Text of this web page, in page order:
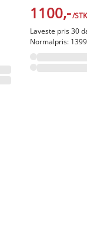
1100,-/
Laveste pris 30
Normalpris: